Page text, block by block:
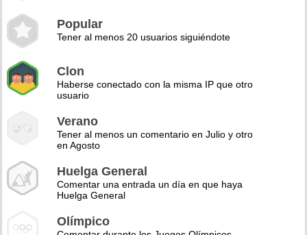
Popular
Tener al menos 20 usuarios siguiéndote
Clon
Haberse conectado con la misma IP que otro
usuario
Verano
Tener al menos un comentario en Julio y otro
en Agosto
Huelga General
Comentar una entrada un día en que haya
Huelga General
Olímpico